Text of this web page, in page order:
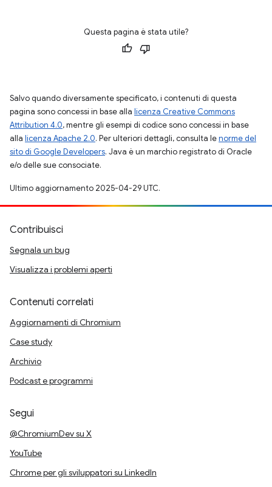
Questa pagina è stata utile?
Salvo quando diversamente specificato, i contenuti di questa
pagina sono concessi in base alla licenza Creative Commons
Attribution 4.0, mentre gli esempi di codice sono concessi in base
alla licenza Apache 2.0. Per ulteriori dettagli, consulta lenorme del
sito di Google Developers. Java è un marchio registrato di Oracle
e/o delle sue consociate.
Ultimo aggiornamento 2025-04-29 UTC.
Contribuisci
Segnala un bug
Visualizza i problemi aperti
Contenuti correlati
Aggiornamenti di Chromium
Case study
Archivio
Podcast e programmi
Segui
@ChromiumDev su X
YouTube
Chrome per gli sviluppatori su LinkedIn